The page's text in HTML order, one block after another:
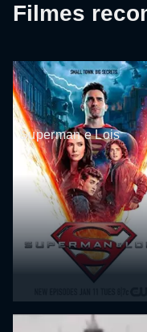
Filmes
Superman e Lois